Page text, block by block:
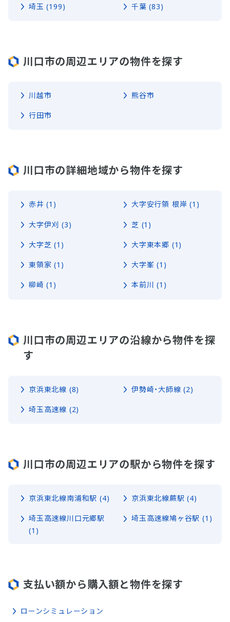
埼玉 (199) 千葉 (83)
川口市の周辺エリアの物件を探す
川越市 熊谷市
行田市
川口市の詳細地域から物件を探す
赤井 (1) 大字安行領 根岸 (1)
大字伊刈 (3) 芝 (1)
大字芝 (1) 大字東本郷 (1)
東領家 (1) 大字峯 (1)
柳崎 (1) 本前川 (1)
川口市の周辺エリアの沿線から物件を探
す
京浜東北線 (8) 伊勢崎・大師線 (2)
埼玉高速線 (2)
川口市の周辺エリアの駅から物件を探す
京浜東北線南浦和駅 (4) 京浜東北線蕨駅 (4)
埼玉高速線川口元郷駅
(1)
埼玉高速線鳩ヶ谷駅 (1)
支払い額から購入額と物件を探す
ローンシミュレーション